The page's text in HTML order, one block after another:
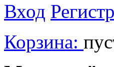
Вход
Корзина: